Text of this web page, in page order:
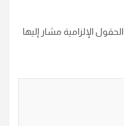
الحقول الإلزامية مشار إليها